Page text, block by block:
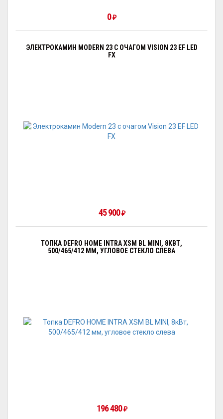
0 ₽
ЭЛЕКТРОКАМИН MODERN 23 С ОЧАГОМ VISION 23 EF LED
FX
45 900 ₽
ТОПКА DEFRO HOME INTRA XSM BL MINI, 8КВТ,
500/465/412 ММ, УГЛОВОЕ СТЕКЛО СЛЕВА
196 480 ₽